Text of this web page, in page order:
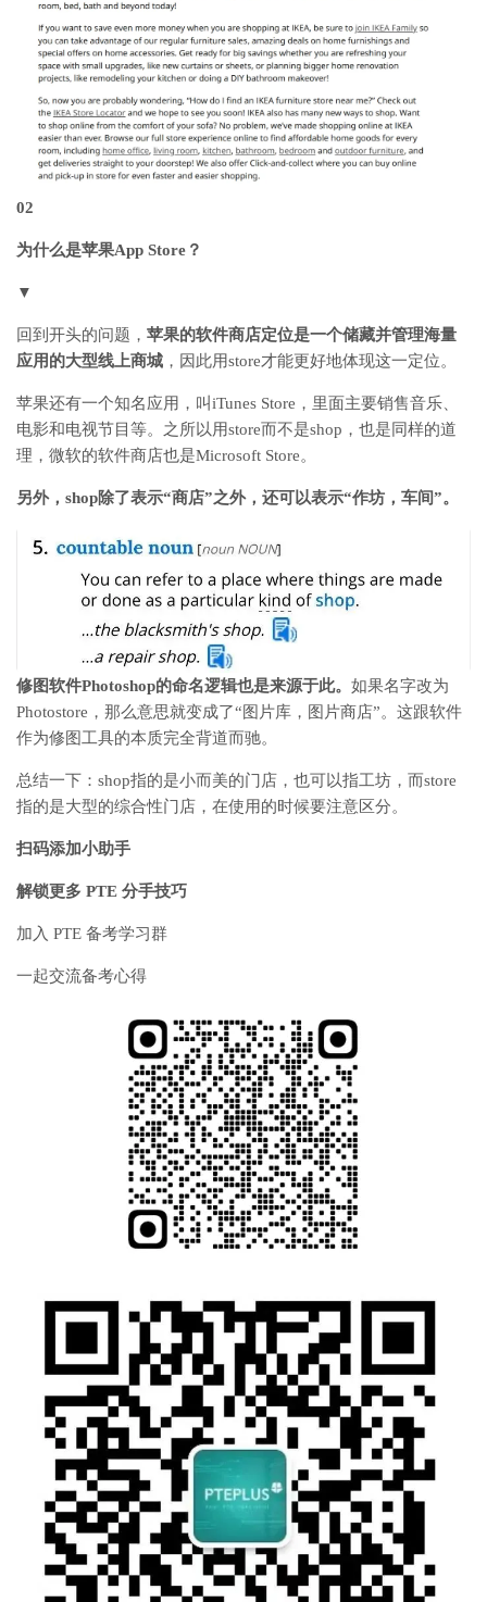
02
为什么是苹果App Store？
▼
回到开头的问题， 苹果的软件商店定位是一个储藏并管理海量
应用的大型线上商城 ，因此用store才能更好地体现这一定位。
苹果还有一个知名应用，叫iTunes Store， 里面主要销售音乐、
电影和电视节目等。之所以用store而不是shop，也是同样的道
理， 微软的软件商店也是Microsoft Store。
另外，shop除了表示“商店”之外，还可以表示“作坊，车间”。
修图软件Photoshop的命名逻辑也是来源于此。 如果名字改为
Photostore，那么意思就变成了“图片库，图片商店”。这跟软件
作为修图工具的本质完全背道而驰。
总结一下：shop指的是小而美的门店，也可以指工坊，而store
指的是大型的综合性门店，在使用的时候要注意区分。
扫码添加小助手
解锁更多 PTE 分手技巧
加入 PTE 备考学习群
一起交流备考心得